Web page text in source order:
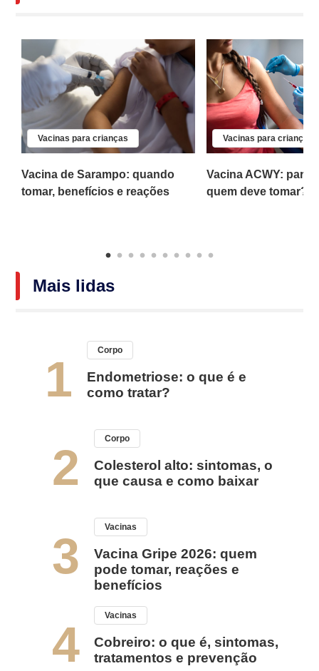
Vacinas para crianças
Vacina de Sarampo: quando
tomar, benefícios e reações
Vacinas para crianças
Vacina ACWY: para
quem deve tomar?
Mais lidas
1
Corpo
Endometriose: o que é e
como tratar?
2
Corpo
Colesterol alto: sintomas, o
que causa e como baixar
3
Vacinas
Vacina Gripe 2026: quem
pode tomar, reações e
benefícios
4
Vacinas
Cobreiro: o que é, sintomas,
tratamentos e prevenção